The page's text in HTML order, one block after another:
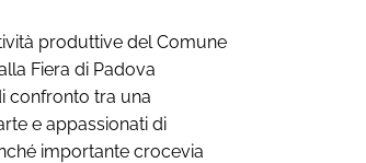
produttive del Comune
Fiera di Padova
confronto tra una
e appassionati di
importante crocevia